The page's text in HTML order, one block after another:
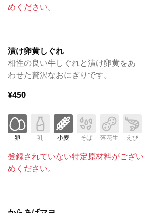
めください。
漬け卵黄しぐれ
相性の良い牛しぐれと漬け卵黄をあ
わせた贅沢なおにぎりです。
¥450
卵 乳 小麦 そば 落花生 えび
登録されていない特定原材料がござ
めください。